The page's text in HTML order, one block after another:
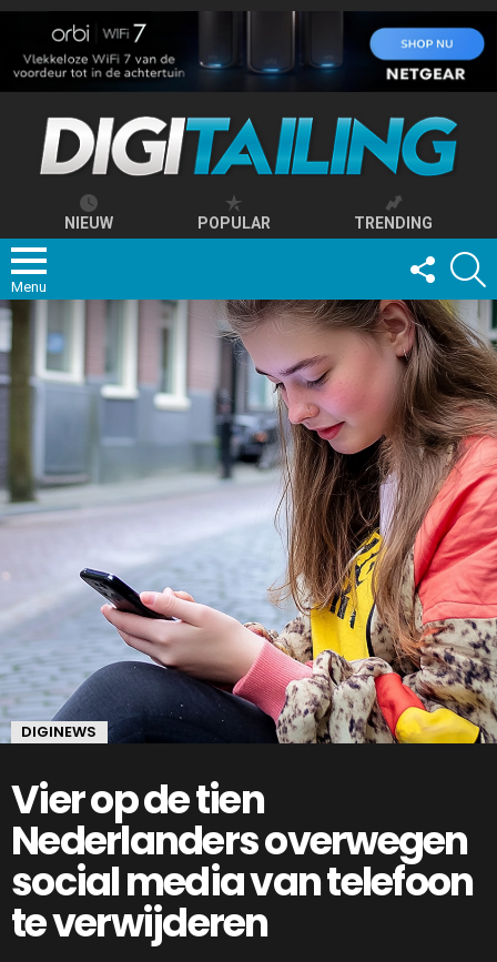
NIEUW POPULAR TRENDING
Menu
FOLLOW
US
DIGINEWS
Vier op de tien
Nederlanders overwegen
social media van telefoon
te verwijderen